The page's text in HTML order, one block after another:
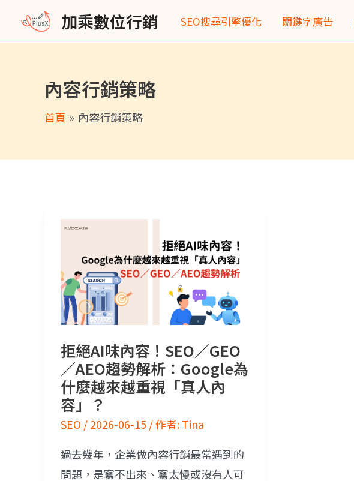
主
加乘數位行銷 SEO搜尋引擎優化 關鍵字廣告
內容行銷策略
首頁 內容行銷策略
拒絕AI味內容！SEO／GEO
／AEO趨勢解析：Google為
什麼越來越重視「真人內
容」？
SEO /2026-06-15 / 作者:Tina
過去幾年，企業做內容行銷最常遇到的
問題，是寫不出來、寫太慢或沒有人可
拒絕AI味內容！SEO／GEO／AEO趨勢解析：Google為什麼越來越重視「真人內容」？